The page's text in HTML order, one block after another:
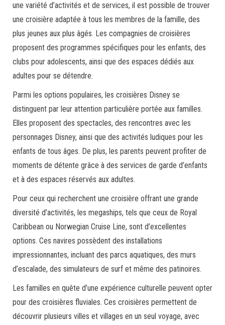
une variété d’activités et de services, il est possible de trouver
une croisière adaptée à tous les membres de la famille, des
plus jeunes aux plus âgés. Les compagnies de croisières
proposent des programmes spécifiques pour les enfants, des
clubs pour adolescents, ainsi que des espaces dédiés aux
adultes pour se détendre.
Parmi les options populaires, les croisières Disney se
distinguent par leur attention particulière portée aux familles.
Elles proposent des spectacles, des rencontres avec les
personnages Disney, ainsi que des activités ludiques pour les
enfants de tous âges. De plus, les parents peuvent profiter de
moments de détente grâce à des services de garde d’enfants
et à des espaces réservés aux adultes.
Pour ceux qui recherchent une croisière offrant une grande
diversité d’activités, les megaships, tels que ceux de Royal
Caribbean ou Norwegian Cruise Line, sont d’excellentes
options. Ces navires possèdent des installations
impressionnantes, incluant des parcs aquatiques, des murs
d’escalade, des simulateurs de surf et même des patinoires.
Les familles en quête d’une expérience culturelle peuvent opter
pour des croisières fluviales. Ces croisières permettent de
découvrir plusieurs villes et villages en un seul voyage, avec